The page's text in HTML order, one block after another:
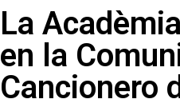
La
en la
Cancionero